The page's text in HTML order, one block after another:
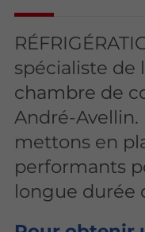
spécialiste de
chambre de
André-
mettons en
performants
longue durée